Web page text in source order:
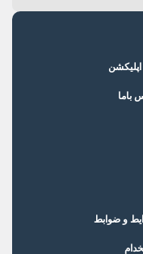
باما
و ضوابط